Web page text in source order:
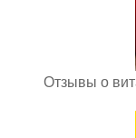
Отзывы о